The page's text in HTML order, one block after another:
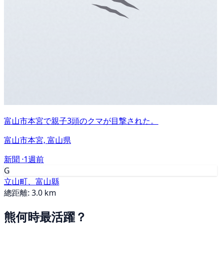
富山市本宮で親子3頭のクマが目撃された。
富山市本宮, 富山県
新聞 ·1週前
G
立山町、富山縣
總距離: 3.0 km
熊何時最活躍？